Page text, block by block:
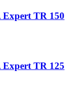
TR 150
TR 125